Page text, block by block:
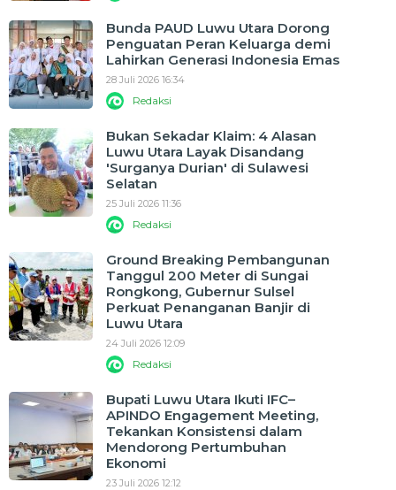
Bunda PAUD Luwu Utara Dorong
Penguatan Peran Keluarga demi
Lahirkan Generasi Indonesia Emas
28 Juli 2026 16:34
Redaksi
Bukan Sekadar Klaim: 4 Alasan
Luwu Utara Layak Disandang
'Surganya Durian' di Sulawesi
Selatan
25 Juli 2026 11:36
Redaksi
Ground Breaking Pembangunan
Tanggul 200 Meter di Sungai
Rongkong, Gubernur Sulsel
Perkuat Penanganan Banjir di
Luwu Utara
24 Juli 2026 12:09
Redaksi
Bupati Luwu Utara Ikuti IFC–
APINDO Engagement Meeting,
Tekankan Konsistensi dalam
Mendorong Pertumbuhan
Ekonomi
23 Juli 2026 12:12